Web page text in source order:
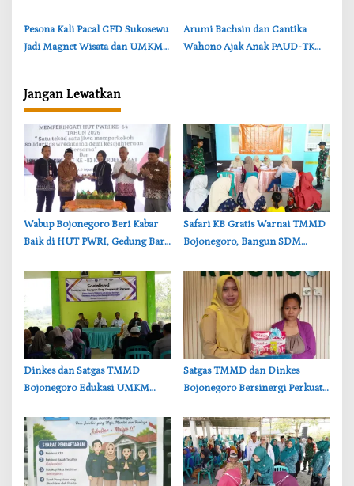
Rokok
Bojonegoro
‎Pesona Kali Pacal CFD Sukosewu
Jadi Magnet Wisata dan UMKM,
‎Arumi Bachsin dan Cantika
Wahono Ajak Anak PAUD-TK
Jangan Lewatkan
‎Wabup Bojonegoro Beri Kabar
Baik di HUT PWRI, Gedung Baru
‎Safari KB Gratis Warnai TMMD
Bojonegoro, Bangun SDM
‎Dinkes dan Satgas TMMD
Bojonegoro Edukasi UMKM
dan Formalin
‎Satgas TMMD dan Dinkes
Bojonegoro Bersinergi Perkuat